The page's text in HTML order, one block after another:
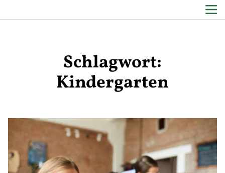
Zum Inhalt springenSchlagwort:
Kindergarten